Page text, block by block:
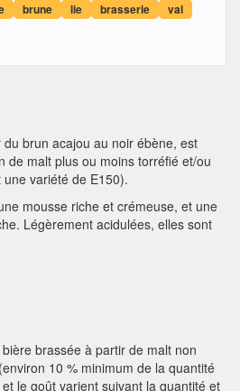
brune lie brasserie
val
brun acajou au noir ébène, est
de malt plus ou moins torréfié et/ou
variété de E150).
mousse riche et crémeuse, et une
Légèrement acidulées, elles sont
brassée à partir de malt non
10 % minimum de la quantité
le goût varient suivant la quantité et